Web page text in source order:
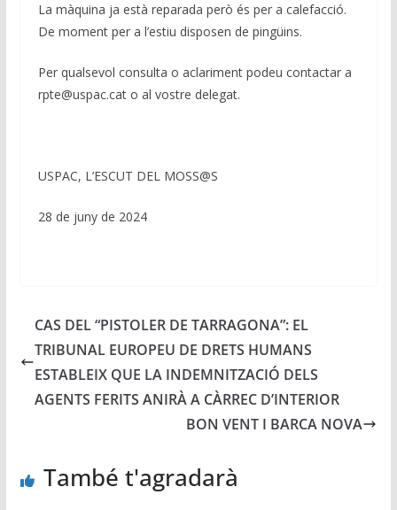
La màquina ja està reparada però és per a calefacció.
De moment per a l’estiu disposen de pingüins.
Per qualsevol consulta o aclariment podeu contactar a
rpte@uspac.cat o al vostre delegat.
USPAC, L’ESCUT DEL MOSS@S
28 de juny de 2024
CAS DEL “PISTOLER DE TARRAGONA”: EL
TRIBUNAL EUROPEU DE DRETS HUMANS
ESTABLEIX QUE LA INDEMNITZACIÓ DELS
AGENTS FERITS ANIRÀ A CÀRREC D’INTERIOR
BON VENT I BARCA NOVA
També t'agradarà